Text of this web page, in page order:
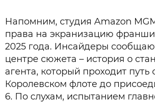
Напомним, студия Amazon
права на экранизацию
2025 года. Инсайдеры
центре сюжета – история о
агента, который проходит путь
Королевском флоте до
6. По слухам, испытанием